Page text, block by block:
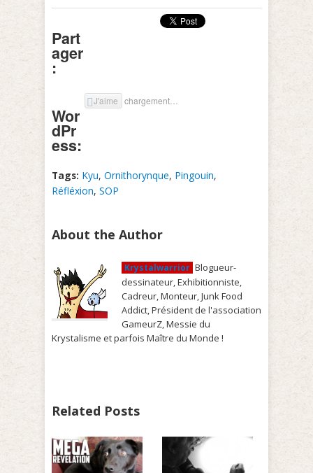
Part
ager
:
Wor
dPr
ess:
J'aime chargement…
Tags: Kyu, Ornithorynque, Pingouin,
Réfléxion, SOP
About the Author
Krystalwarrior Blogueur-
dessinateur, Exhibitionniste,
Cadreur, Monteur, Junk Food
Addict, Président de l'association
GameurZ, Messie du
Krystalisme et parfois Maître du Monde !
Related Posts